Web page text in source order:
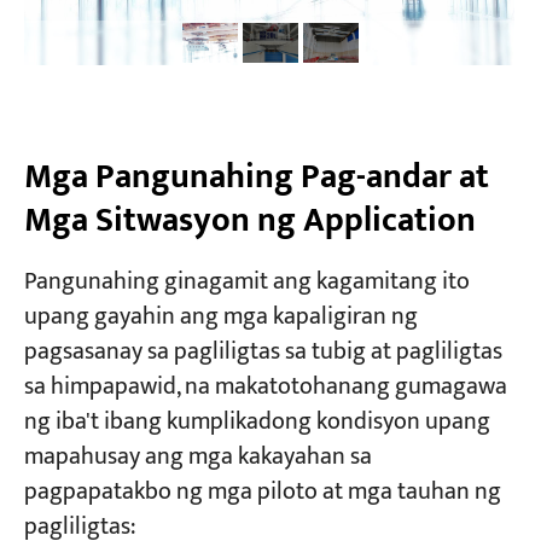
Mga Pangunahing Pag-andar at
Mga Sitwasyon ng Application
Pangunahing ginagamit ang kagamitang ito
upang gayahin ang mga kapaligiran ng
pagsasanay sa pagliligtas sa tubig at pagliligtas
sa himpapawid, na makatotohanang gumagawa
ng iba't ibang kumplikadong kondisyon upang
mapahusay ang mga kakayahan sa
pagpapatakbo ng mga piloto at mga tauhan ng
pagliligtas: